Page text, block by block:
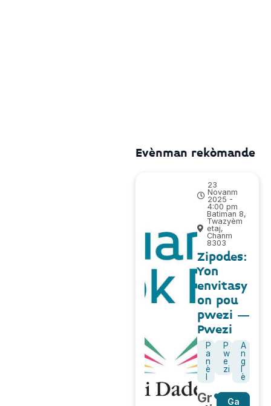
Evènman rekòmande
23
Novanm
2025 -
4:00 pm
Batiman 8,
Twazyèm
etaj,
Chanm
8303
Zipodes:
Yon
envitasy
on pou
pwezi –
Pwezi
P
a
n
è
P
w
e
zi
A
n
g
l
è
Gr
Ga